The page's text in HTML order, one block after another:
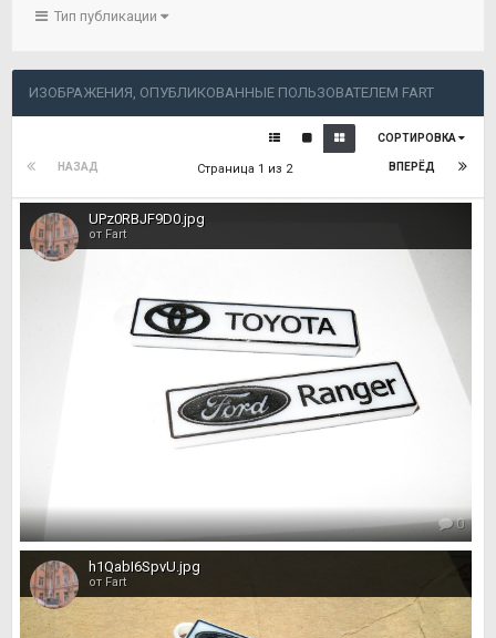
Тип публикации
ИЗОБРАЖЕНИЯ, ОПУБЛИКОВАННЫЕ ПОЛЬЗОВАТЕЛЕМ FART
СОРТИРОВКА
НАЗАД ВПЕРЁД
Страница 1 из 2
UPz0RBJF9D0.jpg
от Fart
0
h1QabI6SpvU.jpg
от Fart